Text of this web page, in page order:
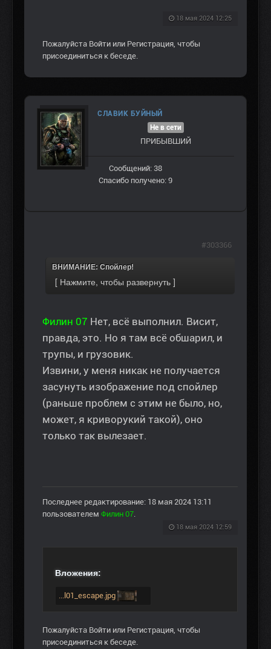
18 мая 2024 12:25
Пожалуйста Войти или Регистрация , чтобы
присоединиться к беседе.
СЛАВИК БУЙНЫЙ
Не в сети
ПРИБЫВШИЙ
Сообщений: 38
Спасибо получено: 9
ВНИМАНИЕ: Спойлер!
Филин 07 Нет, всё выполнил. Висит,
правда, это. Но я там всё обшарил, и
трупы, и грузовик.
Извини, у меня никак не получается
засунуть изображение под спойлер
(раньше проблем с этим не было, но,
может, я криворукий такой), оно
только так вылезает.
Последнее редактирование: 18 мая 2024 13:11
пользователем Филин 07
18 мая 2024 12:59
#303366
Вложения:
...l01_escape.jpg
Пожалуйста Войти или Регистрация , чтобы
присоединиться к беседе.